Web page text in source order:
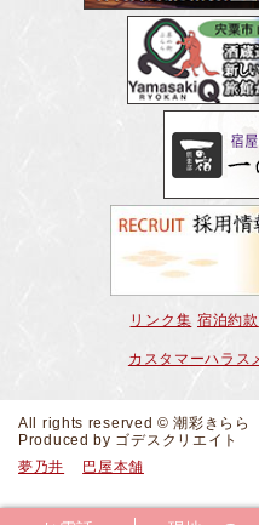
リンク集 宿泊約款
カスタマーハラス
All rights reserved © 潮彩きら
Produced by ゴデスクリエイト
夢乃井
巴屋本舗